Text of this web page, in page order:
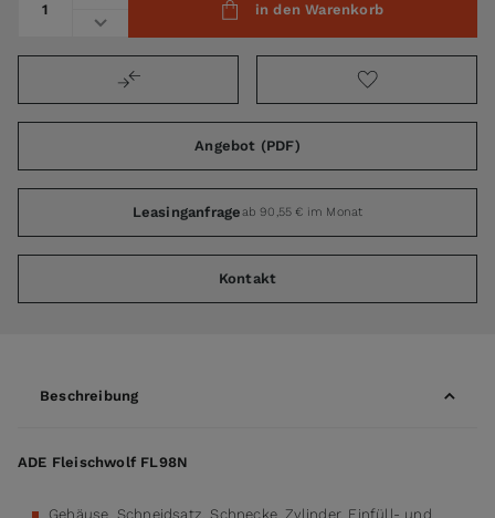
in den Warenkorb
Angebot (PDF)
Leasinganfrageab 90,55 € im Monat
Kontakt
Beschreibung
ADE Fleischwolf FL98N
Gehäuse, Schneidsatz, Schnecke, Zylinder, Einfüll- und